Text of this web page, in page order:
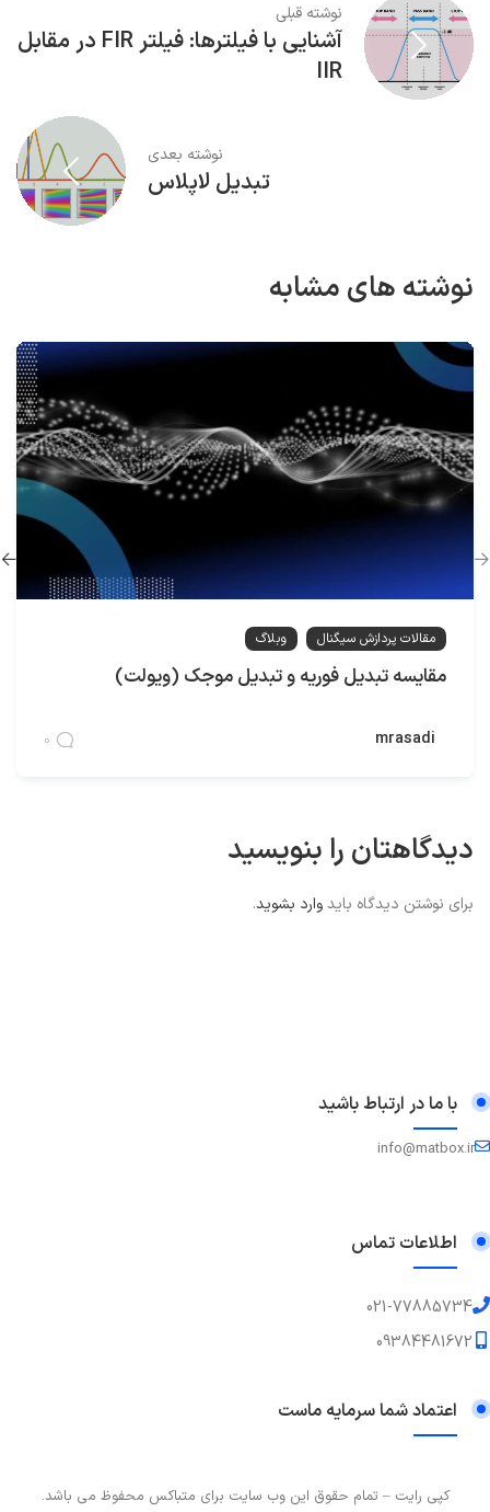
نوشته قبلی
آشنایی با فیلترها: فیلتر FIR در مقابل
IIR
نوشته بعدی
تبدیل لاپلاس
نوشته های مشابه
مقالات پردازش سیگنال وبلاگ
مقایسه تبدیل فوریه و تبدیل موجک (ویولت)
mrasadi
0
دیدگاهتان را بنویسید
برای نوشتن دیدگاه بایدوارد بشوید.
با ما در ارتباط باشید
info@matbox.ir
اطلاعات تماس
021-77885734
09384481672
اعتماد شما سرمایه ماست
کپی رایت – تمام حقوق این وب سایت برای متباکس محفوظ می باشد.